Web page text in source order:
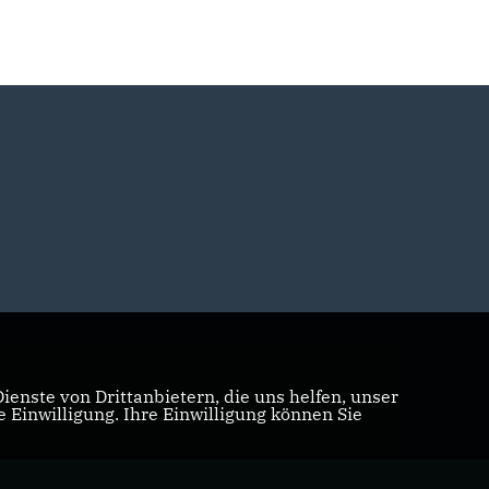
von Drittanbietern, die uns helfen, unser
Einwilligung. Ihre Einwilligung können Sie